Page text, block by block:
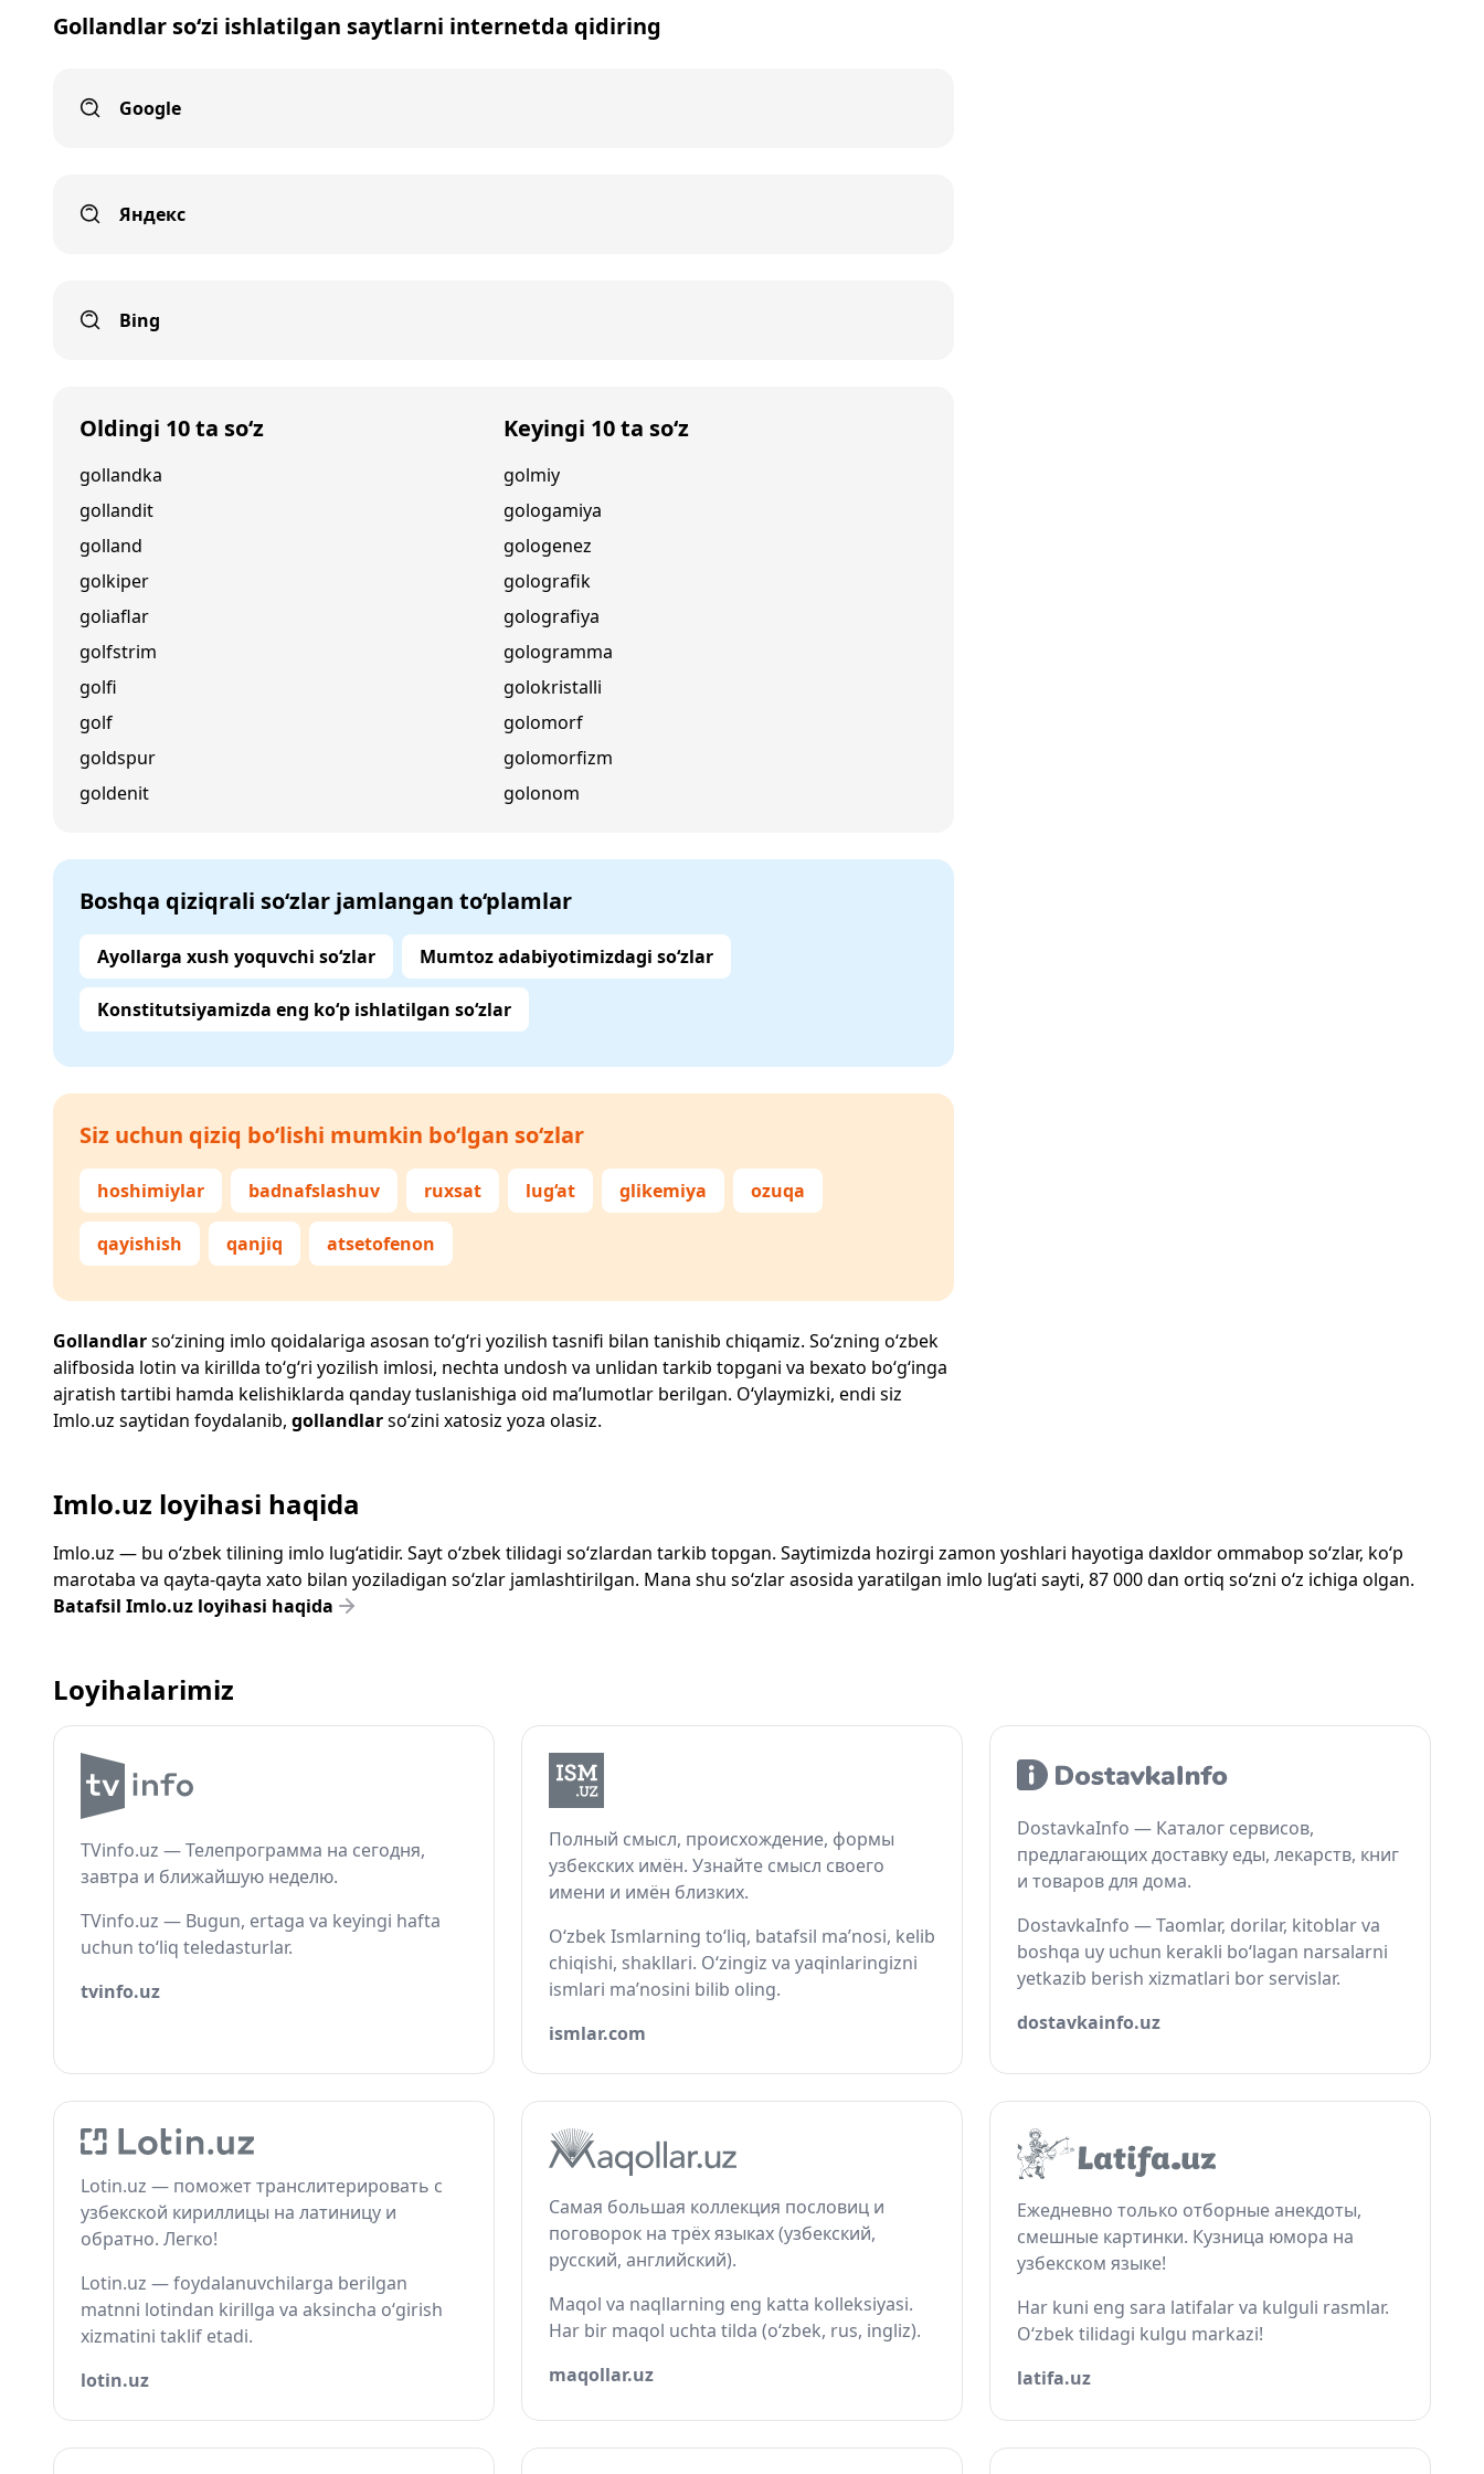
Gollandlar so‘zi ishlatilgan saytlarni internetda qidiring
Google
Яндекс
Bing
Oldingi 10 ta so‘z
gollandka
gollandit
golland
golkiper
goliaflar
golfstrim
golfi
golf
goldspur
goldenit
Keyingi 10 ta so‘z
golmiy
gologamiya
gologenez
golografik
golografiya
gologramma
golokristalli
golomorf
golomorfizm
golonom
Boshqa qiziqrali so‘zlar jamlangan to‘plamlar
Ayollarga xush yoquvchi so‘zlar Mumtoz adabiyotimizdagi so‘zlar
Konstitutsiyamizda eng ko‘p ishlatilgan so‘zlar
Siz uchun qiziq bo‘lishi mumkin bo‘lgan so‘zlar
hoshimiylar badnafslashuv ruxsat lug‘at glikemiya ozuqa
qayishish qanjiq atsetofenon
Gollandlarso‘zining imlo qoidalariga asosan to‘g‘ri yozilish tasnifi bilan tanishib chiqamiz. So‘zning o‘zbek
alifbosida lotin va kirillda to‘g‘ri yozilish imlosi, nechta undosh va unlidan tarkib topgani va bexato bo‘g‘inga
ajratish tartibi hamda kelishiklarda qanday tuslanishiga oid ma’lumotlar berilgan. O‘ylaymizki, endi siz
Imlo.uz saytidan foydalanib, gollandlarso‘zini xatosiz yoza olasiz.
Imlo.uz loyihasi haqida
Imlo.uz — bu o‘zbek tilining imlo lug‘atidir. Sayt o‘zbek tilidagi so‘zlardan tarkib topgan. Saytimizda hozirgi zamon yoshlari hayotiga daxldor ommabop so‘zlar, ko‘p
marotaba va qayta-qayta xato bilan yoziladigan so‘zlar jamlashtirilgan. Mana shu so‘zlar asosida yaratilgan imlo lug‘ati sayti, 87 000 dan ortiq so‘zni o‘z ichiga olgan.
Batafsil Imlo.uz loyihasi haqida
Loyihalarimiz
TVinfo.uz — Телепрограмма на сегодня,
завтра и ближайшую неделю.
TVinfo.uz — Bugun, ertaga va keyingi hafta
uchun to‘liq teledasturlar.
tvinfo.uz
Полный смысл, происхождение, формы
узбекских имён. Узнайте смысл своего
имени и имён близких.
O‘zbek Ismlarning to‘liq, batafsil ma’nosi, kelib
chiqishi, shakllari. O‘zingiz va yaqinlaringizni
ismlari ma’nosini bilib oling.
ismlar.com
DostavkaInfo — Каталог сервисов,
предлагающих доставку еды, лекарств, книг
и товаров для дома.
DostavkaInfo — Taomlar, dorilar, kitoblar va
boshqa uy uchun kerakli bo‘lagan narsalarni
yetkazib berish xizmatlari bor servislar.
dostavkainfo.uz
Lotin.uz — поможет транслитерировать с
узбекской кириллицы на латиницу и
обратно. Легко!
Lotin.uz — foydalanuvchilarga berilgan
matnni lotindan kirillga va aksincha o‘girish
xizmatini taklif etadi.
lotin.uz
Самая большая коллекция пословиц и
поговорок на трёх языках (узбекский,
русский, английский).
Maqol va naqllarning eng katta kolleksiyasi.
Har bir maqol uchta tilda (o‘zbek, rus, ingliz).
maqollar.uz
Ежедневно только отборные анекдоты,
смешные картинки. Кузница юмора на
узбекском языке!
Har kuni eng sara latifalar va kulguli rasmlar.
O‘zbek tilidagi kulgu markazi!
latifa.uz